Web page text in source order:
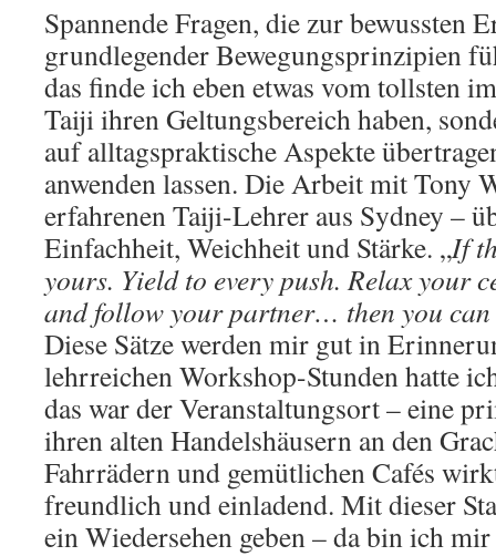
Spannende Fragen, die zur bewussten
grundlegender Bewegungsprinzipien
das finde ich eben etwas vom tollsten
Taiji ihren Geltungsbereich haben,
auf alltagspraktische Aspekte
anwenden lassen. Die Arbeit mit Tony
erfahrenen Taiji-Lehrer aus Sydney –
Einfachheit, Weichheit und Stärke. „If
yours. Yield to every push. Relax your
and follow your partner… then you can
Diese Sätze werden mir gut in
lehrreichen Workshop-Stunden hatte
das war der Veranstaltungsort – eine
ihren alten Handelshäusern an den
Fahrrädern und gemütlichen Cafés
freundlich und einladend. Mit dieser
ein Wiedersehen geben – da bin ich